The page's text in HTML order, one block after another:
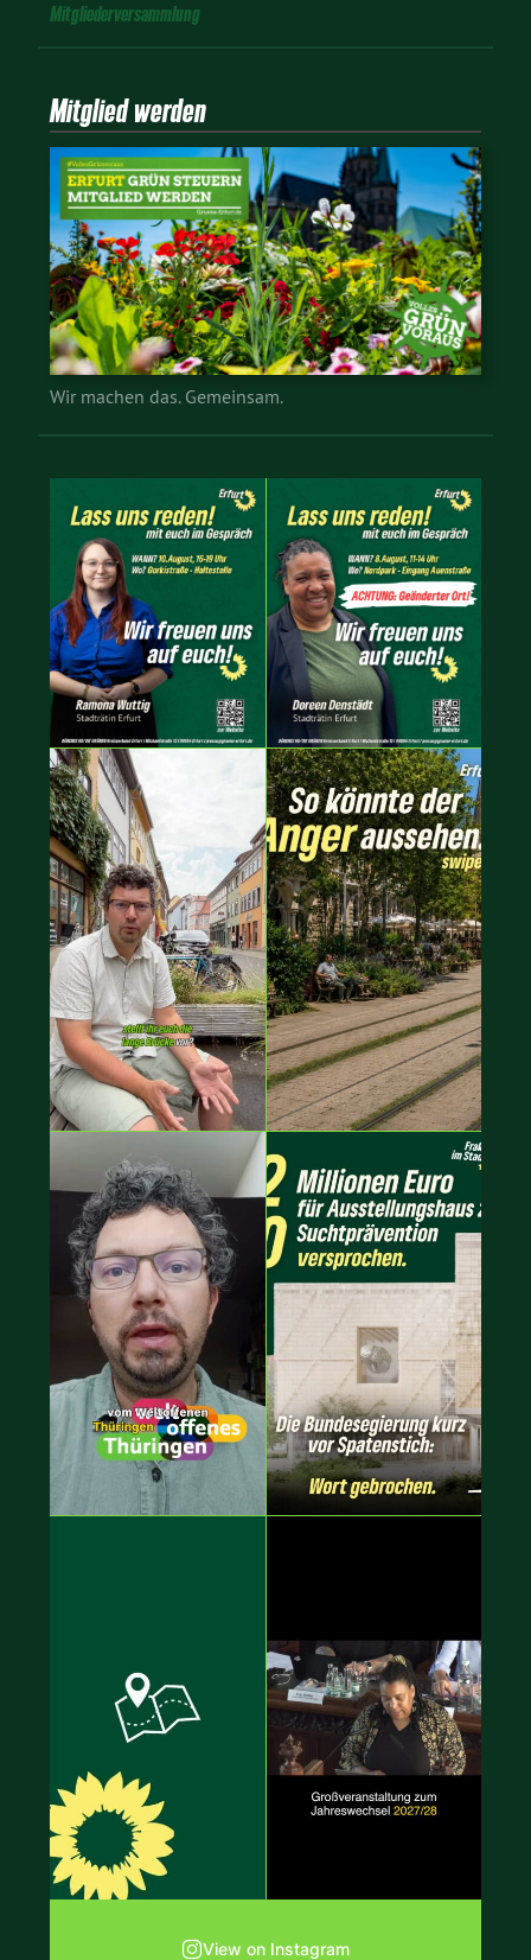
Mitgliederversammlung
Mitglied werden
Wir machen das. Gemeinsam.
View on Instagram